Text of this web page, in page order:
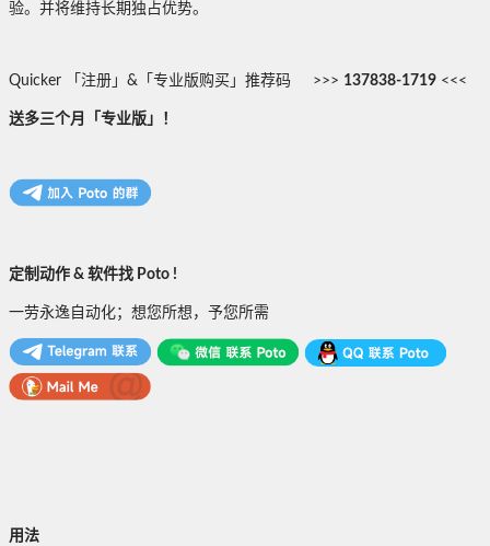
验。并将维持长期独占优势。
Quicker 「注册」&「专业版购买」推荐码 >>> 137838-1719 <<<
送多三个月「专业版」！
定制动作 & 软件找 Poto !
一劳永逸自动化；想您所想，予您所需
用法